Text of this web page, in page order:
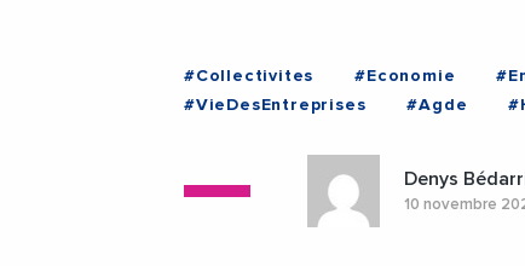
#Collectivites #Economie
#VieDesEntreprises
#Agde
Denys
10 novembre